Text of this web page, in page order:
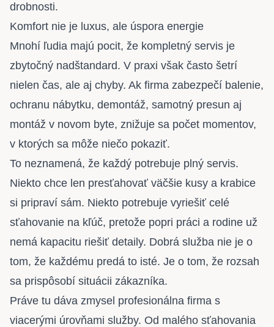
drobnosti.
Komfort nie je luxus, ale úspora energie
Mnohí ľudia majú pocit, že kompletný servis je
zbytočný nadštandard. V praxi však často šetrí
nielen čas, ale aj chyby. Ak firma zabezpečí balenie,
ochranu nábytku, demontáž, samotný presun aj
montáž v novom byte, znižuje sa počet momentov,
v ktorých sa môže niečo pokaziť.
To neznamená, že každý potrebuje plný servis.
Niekto chce len presťahovať väčšie kusy a krabice
si pripraví sám. Niekto potrebuje vyriešiť celé
sťahovanie na kľúč, pretože popri práci a rodine už
nemá kapacitu riešiť detaily. Dobrá služba nie je o
tom, že každému predá to isté. Je o tom, že rozsah
sa prispôsobí situácii zákazníka.
Práve tu dáva zmysel profesionálna firma s
viacerými úrovňami služby. Od malého sťahovania